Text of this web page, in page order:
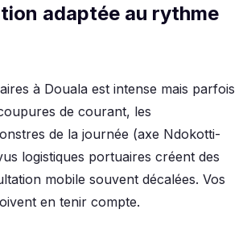
adaptée au rythme
à Douala est intense mais parfois
de courant, les
de la journée (axe Ndokotti-
logistiques portuaires créent des
mobile souvent décalées. Vos
en tenir compte.